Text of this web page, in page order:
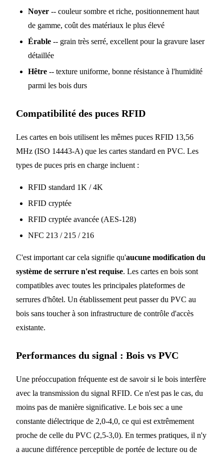
Noyer -- couleur sombre et riche, positionnement haut
de gamme, coût des matériaux le plus élevé
Érable -- grain très serré, excellent pour la gravure laser
détaillée
Hêtre -- texture uniforme, bonne résistance à l'humidité
parmi les bois durs
Compatibilité des puces RFID
Les cartes en bois utilisent les mêmes puces RFID 13,56
MHz (ISO 14443-A) que les cartes standard en PVC. Les
types de puces pris en charge incluent :
RFID standard 1K / 4K
RFID cryptée
RFID cryptée avancée (AES-128)
NFC 213 / 215 / 216
C'est important car cela signifie qu'aucune modification du
système de serrure n'est requise. Les cartes en bois sont
compatibles avec toutes les principales plateformes de
serrures d'hôtel. Un établissement peut passer du PVC au
bois sans toucher à son infrastructure de contrôle d'accès
existante.
Performances du signal : Bois vs PVC
Une préoccupation fréquente est de savoir si le bois interfère
avec la transmission du signal RFID. Ce n'est pas le cas, du
moins pas de manière significative. Le bois sec a une
constante diélectrique de 2,0-4,0, ce qui est extrêmement
proche de celle du PVC (2,5-3,0). En termes pratiques, il n'y
a aucune différence perceptible de portée de lecture ou de